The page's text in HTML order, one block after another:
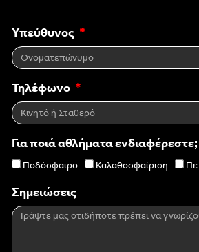
Υπεύθυνος
Τηλέφωνο
Για ποιά αθλήματα ενδιαφέρεστε;
Ποδόσφαιρο Καλαθοσφαίριση
Σημειώσεις